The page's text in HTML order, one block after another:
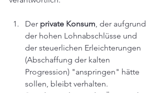
Der private Konsum, der aufgrund
der hohen Lohnabschlüsse und
der steuerlichen Erleichterungen
(Abschaffung der kalten
Progression) "anspringen" hätte
sollen, bleibt verhalten.